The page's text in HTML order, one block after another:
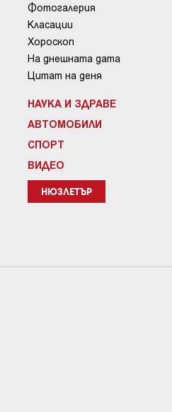
Фотогалерия
Класации
Хороскоп
На днешната дата
Цитат на деня
НАУКА И ЗДРАВЕ
АВТОМОБИЛИ
СПОРТ
ВИДЕО
НЮЗЛЕТЪР